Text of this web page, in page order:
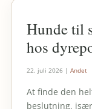
Hunde til
hos
22. juli 2026 | Andet
At finde den
beslutning,